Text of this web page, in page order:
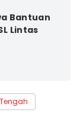
Bantuan
Lintas